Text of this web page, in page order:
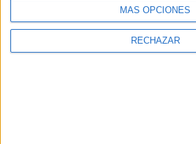
MÁS OPCIONES
RECHAZAR